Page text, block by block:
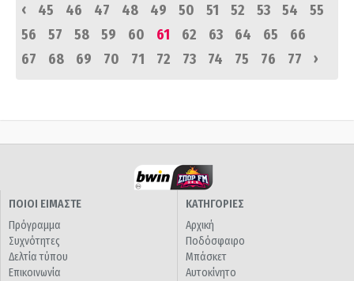
‹
45 46 47 48 49 50 51 52 53 54
55
56
57 58 59 60 61 62 63 64 65
66
67
68 69 70 71 72 73 74 75 76 77 ›
ΠΟΙΟΙ ΕΙΜΑΣΤΕ
Πρόγραμμα
Συχνότητες
Δελτία τύπου
Επικοινωνία
ΚΑΤΗΓΟΡΙΕΣ
Αρχική
Ποδόσφαιρο
Μπάσκετ
Αυτοκίνητο